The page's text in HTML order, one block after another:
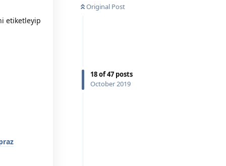
Original Post
18of47 posts
October 2019
etiketleyip